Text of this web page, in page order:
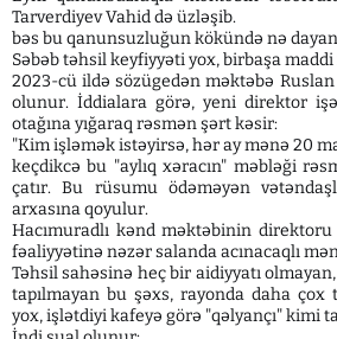
Tarverdiyev Vahid də üzləşib.
​bəs bu qanunsuzluğun kökündə nə
Səbəb təhsil keyfiyyəti yox, birbaşa
​2023-cü ildə sözügedən məktəbə
olunur. İddialara görə, yeni direktor
otağına yığaraq rəsmən şərt kəsir:
"Kim işləmək istəyirsə, hər ay mənə 20
keçdikcə bu "aylıq xəracın" məbləği
çatır. Bu rüsumu ödəməyən
arxasına qoyulur.
​Hacımuradlı kənd məktəbinin direktoru
fəaliyyətinə nəzər salanda acınacaqlı
Təhsil sahəsinə heç bir aidiyyatı
tapılmayan bu şəxs, rayonda daha
yox, işlətdiyi kafeyə görə "qəlyançı" kimi